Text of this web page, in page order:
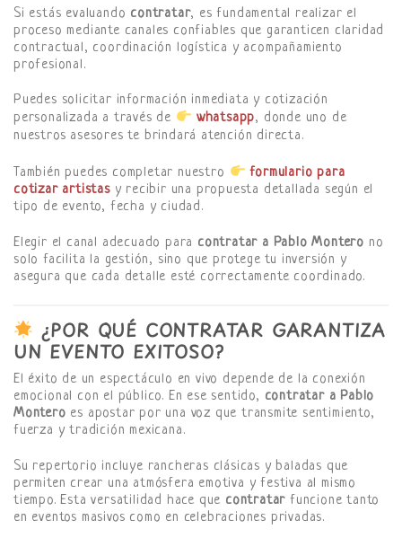
Si estás evaluando contratar, es fundamental realizar el
proceso mediante canales confiables que garanticen claridad
contractual, coordinación logística y acompañamiento
profesional.
Puedes solicitar información inmediata y cotización
personalizada a través de
whatsapp, donde uno de
nuestros asesores te brindará atención directa.
También puedes completar nuestro
formulario para
cotizar artistasy recibir una propuesta detallada según el
tipo de evento, fecha y ciudad.
Elegir el canal adecuado para contratar a Pablo Montero no
solo facilita la gestión, sino que protege tu inversión y
asegura que cada detalle esté correctamente coordinado.
¿POR QUÉ CONTRATAR GARANTIZA
UN EVENTO EXITOSO?
El éxito de un espectáculo en vivo depende de la conexión
emocional con el público. En ese sentido, contratar a Pablo
Montero es apostar por una voz que transmite sentimiento,
fuerza y tradición mexicana.
Su repertorio incluye rancheras clásicas y baladas que
permiten crear una atmósfera emotiva y festiva al mismo
tiempo. Esta versatilidad hace que contratar funcione tanto
en eventos masivos como en celebraciones privadas.